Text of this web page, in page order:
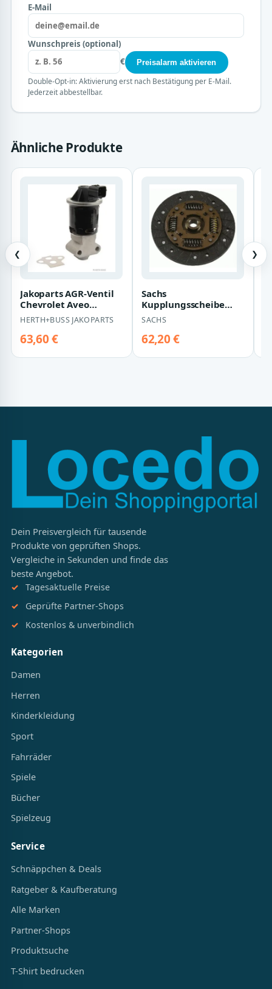
E-Mail
Wunschpreis (optional)
€
Preisalarm aktivieren
Double-Opt-in: Aktivierung erst nach Bestätigung per E-Mail.
Jederzeit abbestellbar.
Ähnliche Produkte
❮
Jakoparts AGR-Ventil
Chevrolet Aveo
Daewoo Kalos Matiz
HERTH+BUSS JAKOPARTS
63,60 €
Sachs
Kupplungsscheibe
Chevrolet Aveo Matiz
Spark Daewoo Kalos
Matiz
SACHS
62,20 €
❯
Dein Preisvergleich für tausende
Produkte von geprüften Shops.
Vergleiche in Sekunden und finde das
beste Angebot.
Tagesaktuelle Preise
Geprüfte Partner-Shops
Kostenlos & unverbindlich
Kategorien
Damen
Herren
Kinderkleidung
Sport
Fahrräder
Spiele
Bücher
Spielzeug
Service
Schnäppchen & Deals
Ratgeber & Kaufberatung
Alle Marken
Partner-Shops
Produktsuche
T-Shirt bedrucken